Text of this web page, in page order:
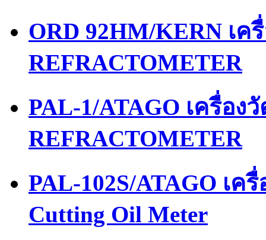
ORD 92HM/KERN เ
REFRACTOMETER
PAL-1/ATAGO เครื่อ
REFRACTOMETER
PAL-102S/ATAGO เ
Cutting Oil Meter